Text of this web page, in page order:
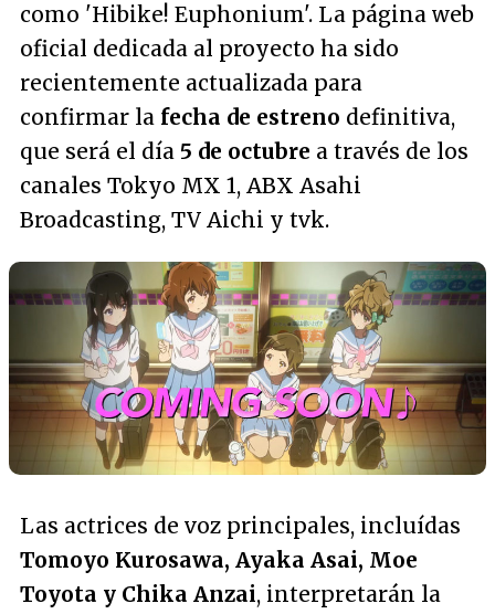
como 'Hibike! Euphonium'. La página web
oficial dedicada al proyecto ha sido
recientemente actualizada para
confirmar la fecha de estreno definitiva,
que será el día 5 de octubre a través de los
canales Tokyo MX 1, ABX Asahi
Broadcasting, TV Aichi y tvk.
Las actrices de voz principales, incluídas
Tomoyo Kurosawa, Ayaka Asai, Moe
Toyota y Chika Anzai, interpretarán la